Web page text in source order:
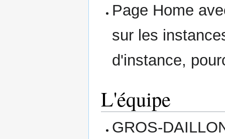
Page Home
sur les
d'instance,
L'équipe
GROS-